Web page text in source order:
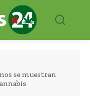
se muestran